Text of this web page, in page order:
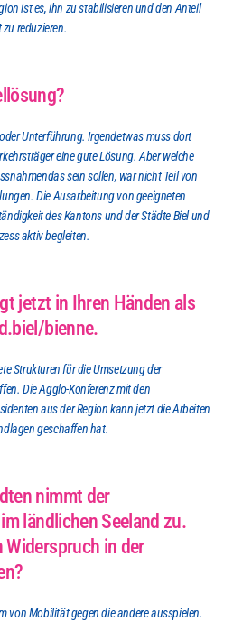
ist es, ihn zu stabilisieren und den Anteil
reduzieren.
Unterführung. Irgendetwas muss dort
eine gute Lösung. Aber welche
sein sollen, war nicht Teil von
Die Ausarbeitung von geeigneten
des Kantons und der Städte Biel und
aktiv begleiten.
jetzt in Ihren Händen als
bienne.
Strukturen für die Umsetzung der
Die Agglo-Konferenz mit den
aus der Region kann jetzt die Arbeiten
geschaffen hat.
nimmt der
ländlichen Seeland zu.
Widerspruch in der
von Mobilität gegen die andere ausspielen.